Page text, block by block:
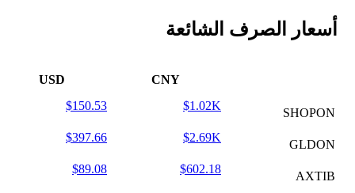
أسعار الصرف الشائعة
CNY
USD
SHOPON
$1.02K
$150.53
GLDON
$2.69K
$397.66
AXTIB
$602.18
$89.08